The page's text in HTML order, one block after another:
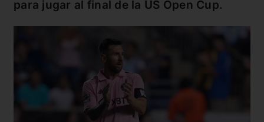
para jugar al final de la US Open Cup.